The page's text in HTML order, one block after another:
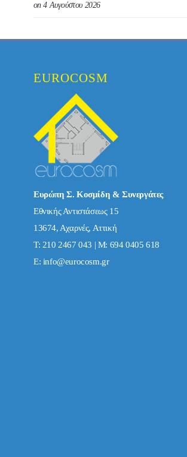
on 4 Αυγούστου 2026
EUROCOSM
Ευρώπη Σ. Κοσμίδη & Συνεργάτες
Εθνικής Αντιστάσεως 15
13674, Αχαρνές, Αττική
Τ: 210 2467 043 | Μ: 694 0405 618
E: info@eurocosm.gr